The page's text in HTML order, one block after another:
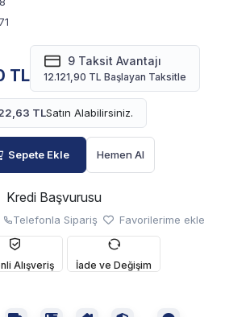
TL
9 Taksit Avantajı
12.121,90 TL Başlayan Taksitle
TLSatın Alabilirsiniz.
Sepete Ekle Hemen Al
Kredi Başvurusu
Telefonla Sipariş Favorilerime ekle
Alışveriş
İade ve Değişim